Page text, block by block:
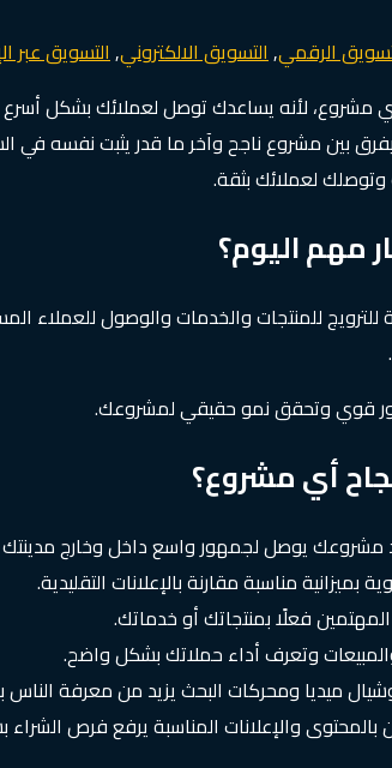
الرقمي,التسويق الالكتروني,التسويق عبر
مشروع، لأنه يساعدك توصل لعملائك بشكل
بين مشروع ناجح وآخر ما قدر يثبت نفسه
لعملائك بثقة.
اليوم؟
للترويج للمنتجات والخدمات والوصول
قوي وتحقق نمو حقيقي لمشروعك.
أي مشروع؟
مشروعك يوصل لجمهور واسع داخل وخارج
مناسبة مقارنة بالإعلانات التقليدية.
فعلًا بمنتجاتك أو خدماتك.
والمبيعات وتعرف أداء حملاتك بشكل واضح.
ميديا ومحركات البحث يزيد من معرفة الناس
بالمحتوى والإعلانات المناسبة يرفع فرص الشراء